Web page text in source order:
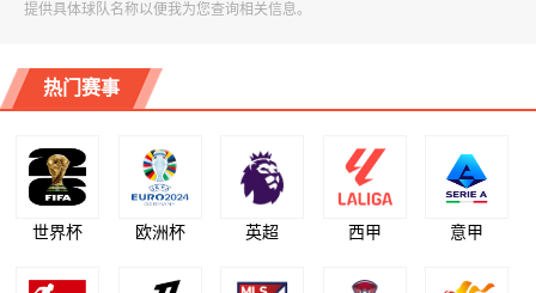
提供具体球队名称以便我为您查询相关信息。
热门赛事
世界杯 欧洲杯 英超 西甲 意甲